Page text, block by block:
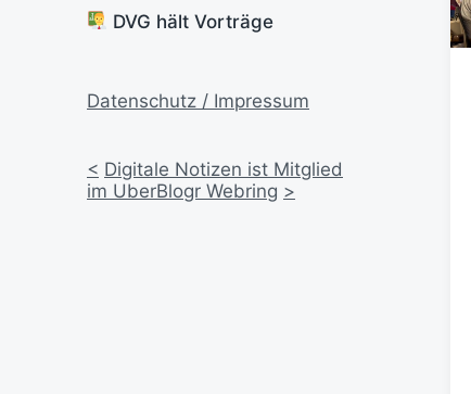
DVG hält Vorträge
Datenschutz / Impressum
< Digitale Notizen ist Mitglied
im UberBlogr Webring >